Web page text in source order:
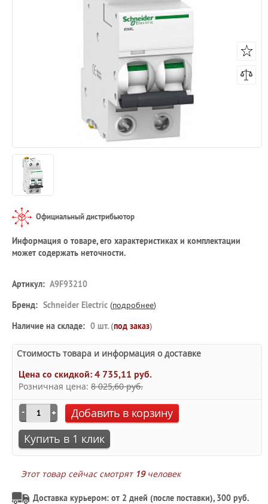
Официальный дистрибьютор
Информация о товаре, его характеристиках и комплектации
может содержать неточности.
Артикул: A9F93210
Бренд: Schneider Electric (подробнее)
Наличие на складе: 0 шт. (под заказ)
Стоимость товара и информация о доставке
Цена со скидкой:4 735,11 руб.
Розничная цена: 8 025,60 руб.
Добавить в корзину
Купить в 1 клик
Этот товар сейчас смотрят 19человек
Доставка курьером: от 2 дней (после поставки), 300 руб.